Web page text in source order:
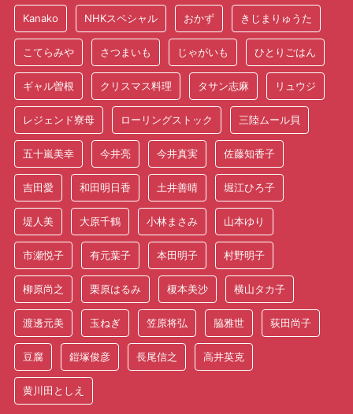
Kanako NHKスペシャル おかず きじまりゅうた
こてらみや さつまいも じゃがいも ひとりごはん
ギャル曽根 クリスマス料理 タサン志麻 リュウジ
レジェンド寮母 ローリングストック 三陸ムール貝
五十嵐美幸 今井亮 今井真実 佐藤知香子
吉田愛 和田明日香 土井善晴 堀江ひろ子
堤人美 大原千鶴 小林まさみ 山本ゆり
市瀬悦子 有元葉子 本田明子 村野明子
柳原尚之 栗原はるみ 榎本美沙 横山タカ子
渡邊元美 玉ねぎ 笠原将弘 脇雅世 荻田尚子
豆腐 鎧塚俊彦 長尾信之 高井英克
黄川田としえ